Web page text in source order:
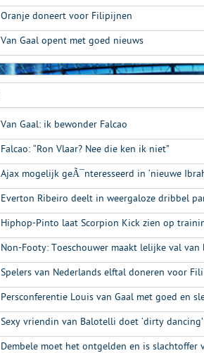
Oranje doneert voor Filipijnen
Van Gaal opent met goed nieuws
Van Gaal: ik bewonder Falcao
Falcao: “Ron Vlaar? Nee die ken ik niet”
Ajax mogelijk geÃ¯nteresseerd in ‘nieuwe
Everton Ribeiro deelt in weergaloze dribbel
Hiphop-Pinto laat Scorpion Kick zien op
Non-Footy: Toeschouwer maakt lelijke val
Spelers van Nederlands elftal doneren voor
Persconferentie Louis van Gaal met goed en
Sexy vriendin van Balotelli doet ‘dirty dancing’
Dembele moet het ontgelden en is slachtoffer